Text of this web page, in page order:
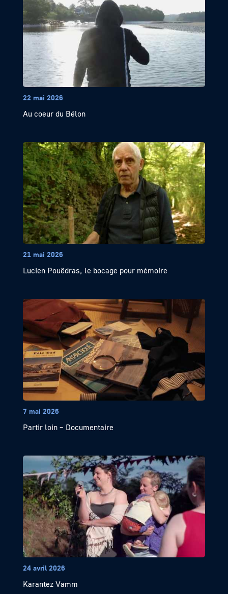
22 mai 2026
Au coeur du Bélon
21 mai 2026
Lucien Pouëdras, le bocage pour mémoire
7 mai 2026
Partir loin – Documentaire
24 avril 2026
Karantez Vamm